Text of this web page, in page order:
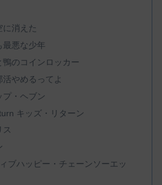
消えた
悪な少年
のコインロッカー
やめるってよ
・ヘブン
キッズ・リターン
ブハッピー・チェーンソーエッ